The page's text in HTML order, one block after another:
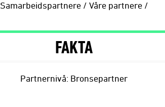
Samarbeidspartnere / Våre partnere /
FAKTA
Partnernivå: Bronsepartner